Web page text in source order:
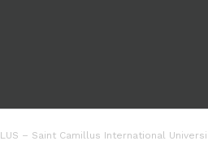
– Saint Camillus International